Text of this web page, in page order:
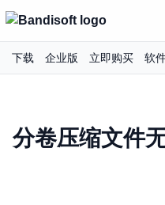
下载 企业版 立即购买 软
分卷压缩文件